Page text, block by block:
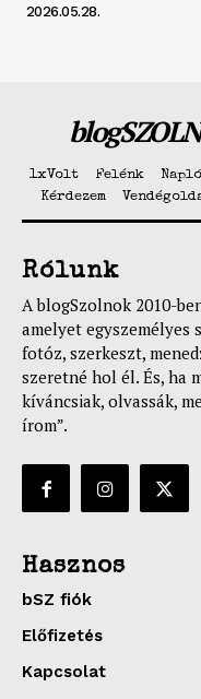
2026.05.28.
1xVolt Felénk
Kérdezem
Rólunk
A blogSzolnok 2010-
amelyet egyszemélyes
fotóz, szerkeszt,
szeretné hol él. És, ha
kíváncsiak, olvassák,
írom”.
Hasznos
bSZ fiók
Előfizetés
Kapcsolat